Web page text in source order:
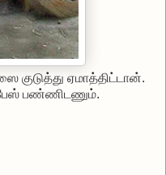
குடுத்து ஏமாத்திட்டான்.
பண்ணிடணும்.